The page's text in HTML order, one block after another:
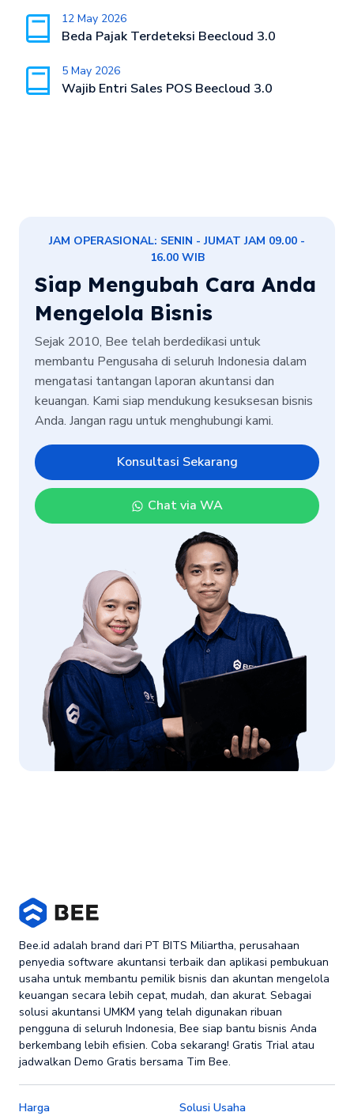
12 May 2026
Beda Pajak Terdeteksi Beecloud 3.0
5 May 2026
Wajib Entri Sales POS Beecloud 3.0
JAM OPERASIONAL: SENIN - JUMAT JAM 09.00 -
16.00 WIB
Siap Mengubah Cara Anda
Mengelola Bisnis
Sejak 2010, Bee telah berdedikasi untuk
membantu Pengusaha di seluruh Indonesia dalam
mengatasi tantangan laporan akuntansi dan
keuangan. Kami siap mendukung kesuksesan bisnis
Anda. Jangan ragu untuk menghubungi kami.
Konsultasi Sekarang
Chat via WA
Bee.id adalah brand dari PT BITS Miliartha, perusahaan
penyedia software akuntansi terbaik dan aplikasi pembukuan
usaha untuk membantu pemilik bisnis dan akuntan mengelola
keuangan secara lebih cepat, mudah, dan akurat. Sebagai
solusi akuntansi UMKM yang telah digunakan ribuan
pengguna di seluruh Indonesia, Bee siap bantu bisnis Anda
berkembang lebih efisien. Coba sekarang! Gratis Trial atau
jadwalkan Demo Gratis bersama Tim Bee.
Harga
Solusi Usaha